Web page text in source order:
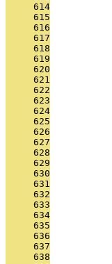
     614
     615
     616
     617
     618
     619
     620
     621
     622
     623
     624
     625
     626
     627
     628
     629
     630
     631
     632
     633
     634
     635
     636
     637
     638